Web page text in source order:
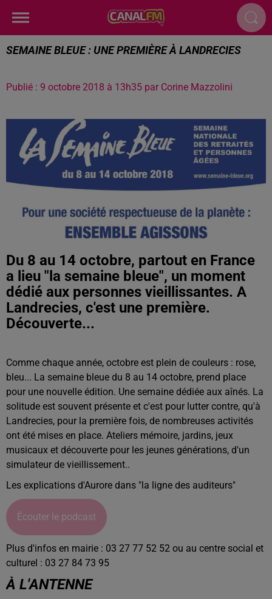
SEMAINE BLEUE : UNE PREMIÈRE À LANDRECIES
Publié : 9 octobre 2018 à 13h35 par Corine Mazzolini
Du 8 au 14 octobre, partout en France
a lieu "la semaine bleue", un moment
dédié aux personnes vieillissantes. A
Landrecies, c'est une première.
Découverte...
Comme chaque année, octobre est plein de couleurs : rose,
bleu... La semaine bleue du 8 au 14 octobre, prend place
pour une nouvelle édition. Une semaine dédiée aux aînés. La
solitude est souvent présente et c'est pour lutter contre, qu'à
Landrecies, pour la première fois, de nombreuses activités
ont été mises en place. Ateliers mémoire, jardins, jeux
musicaux et découverte pour les jeunes générations, d'un
simulateur de vieillissement..
Les explications d'Aurore dans "la ligne des auditeurs"
Écouter le podcast
Plus d'infos en mairie : 03 27 77 52 52 ou au centre social et
culturel : 03 27 84 73 95
À L'ANTENNE